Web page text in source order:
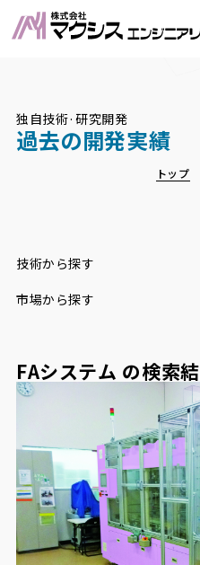
独自技術·研究開発
過去の開発実績
トップ
技術から探す
市場から探す
FAシステム の検索